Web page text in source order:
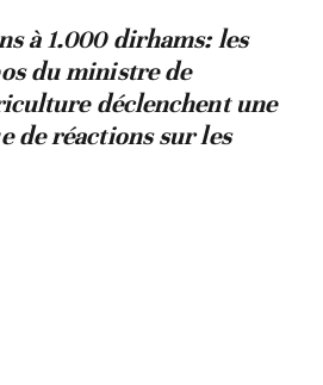
à 1.000 dirhams: les
du ministre de
déclenchent une
de réactions sur les